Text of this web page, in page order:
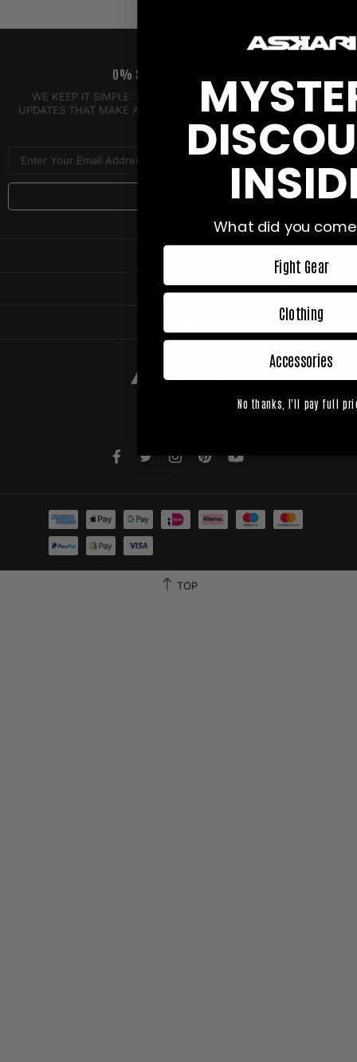
YOUR ORDER
0% SPAM. 100% ASKARI.
WE KEEP IT SIMPLE: EXCLUSIVE DEALS YOU'LL LOVE AND
UPDATES THAT MAKE A DIFFERENCE, DELIVERED STRAIGHT TO
YOU.
TOP
What did you
Fight Gear
Clothing
Accessories
No thanks, I'll pay full